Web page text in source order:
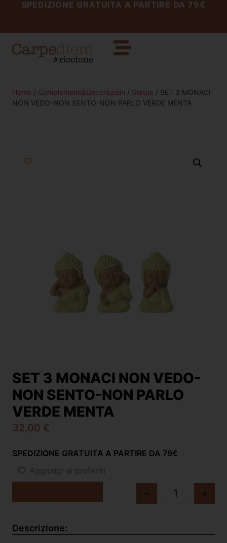
SPEDIZIONE GRATUITA A PARTIRE DA 79€
Home / Complementi&Decorazioni / Statue / SET 3 MONACI
NON VEDO-NON SENTO-NON PARLO VERDE MENTA
SET 3 MONACI NON VEDO-
NON SENTO-NON PARLO
VERDE MENTA
32,00 €
SPEDIZIONE GRATUITA A PARTIRE DA 79€
Aggiungi ai preferiti
- +
Descrizione: